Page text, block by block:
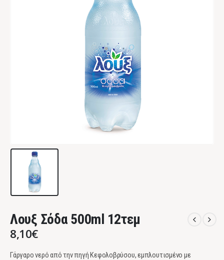
Λουξ Σόδα 500ml 12τεμ
8,10€
Γάργαρο νερό από την πηγή Κεφολοβρύσου, εμπλουτισμένο με